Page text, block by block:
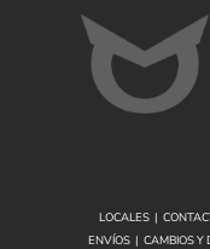
LOCALES |
ENVÍOS | CAMBIOS Y